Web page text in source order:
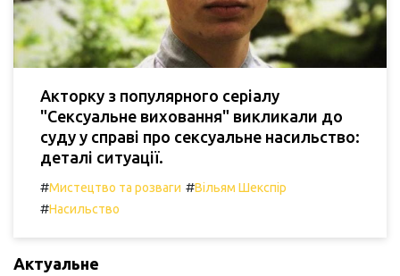
Акторку з популярного серіалу
"Сексуальне виховання" викликали до
суду у справі про сексуальне насильство:
деталі ситуації.
#Мистецтво та розваги #Вільям Шекспір
#Насильство
Актуальне